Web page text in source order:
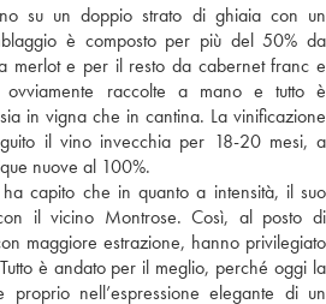
su un doppio strato di ghiaia con un
è composto per più del 50% da
merlot e per il resto da cabernet franc e
raccolte a mano e tutto è
in vigna che in cantina. La vinificazione
il vino invecchia per 18-20 mesi, a
nuove al 100%.
ha capito che in quanto a intensità, il suo
il vicino Montrose. Così, al posto di
maggiore estrazione, hanno privilegiato
è andato per il meglio, perché oggi la
nell’espressione elegante di un